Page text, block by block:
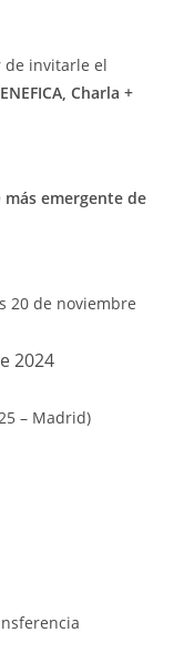
de invitarle el
Charla +
emergente de
20 de noviembre
2024
– Madrid)